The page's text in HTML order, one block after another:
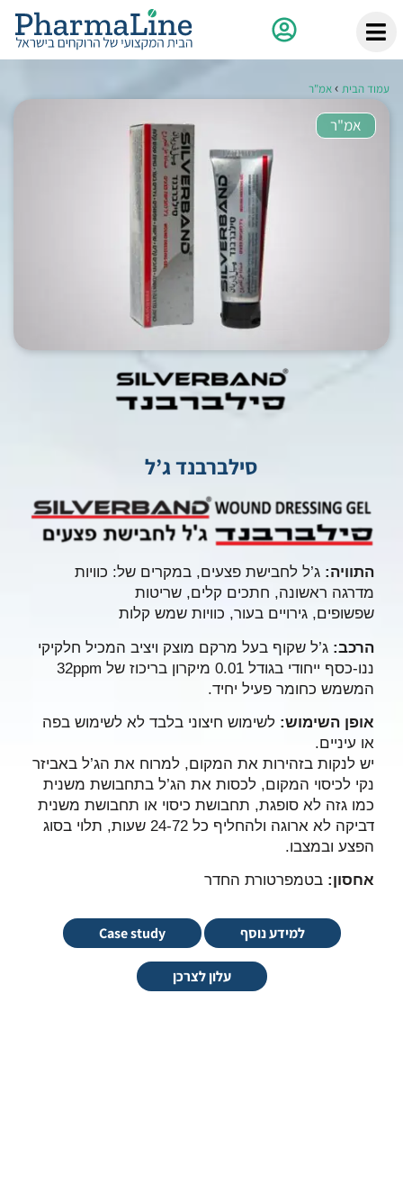
עמוד הבית ›אמ"ר
אמ"ר
סילברבנד ג’ל
התוויה: ג’ל לחבישת פצעים, במקרים של: כוויות
מדרגה ראשונה, חתכים קלים, שריטות
שפשופים, גירויים בעור, כוויות שמש קלות
הרכב: ג’ל שקוף בעל מרקם מוצק ויציב המכיל חלקיקי
ננו-כסף ייחודי בגודל 0.01 מיקרון בריכוז של 32ppm
המשמש כחומר פעיל יחיד.
אופן השימוש: לשימוש חיצוני בלבד לא לשימוש בפה
או עיניים.
יש לנקות בזהירות את המקום, למרוח את הג’ל באביזר
נקי לכיסוי המקום, לכסות את הג’ל בתחבושת משנית
כמו גזה לא סופגת, תחבושת כיסוי או תחבושת משנית
דביקה לא ארוגה ולהחליף כל 24-72 שעות, תלוי בסוג
הפצע ובמצבו.
אחסון: בטמפרטורת החדר
למידע נוסף Case study
עלון לצרכן